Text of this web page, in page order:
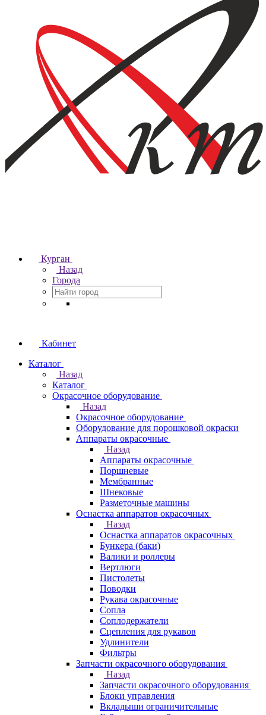
Курган
Назад
Города
Кабинет
Каталог
Назад
Каталог
Окрасочное оборудование
Назад
Окрасочное оборудование
Оборудование для порошковой окраски
Аппараты окрасочные
Назад
Аппараты окрасочные
Поршневые
Мембранные
Шнековые
Разметочные машины
Оснастка аппаратов окрасочных
Назад
Оснастка аппаратов окрасочных
Бункера (баки)
Валики и роллеры
Вертлюги
Пистолеты
Поводки
Рукава окрасочные
Сопла
Соплодержатели
Сцепления для рукавов
Удлинители
Фильтры
Запчасти окрасочного оборудования
Назад
Запчасти окрасочного оборудования
Блоки управления
Вкладыши ограничительные